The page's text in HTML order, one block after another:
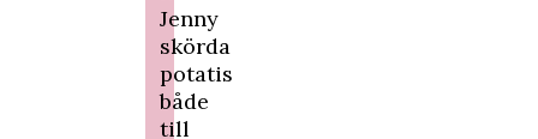
Jenny
skörda
potatis
både
till